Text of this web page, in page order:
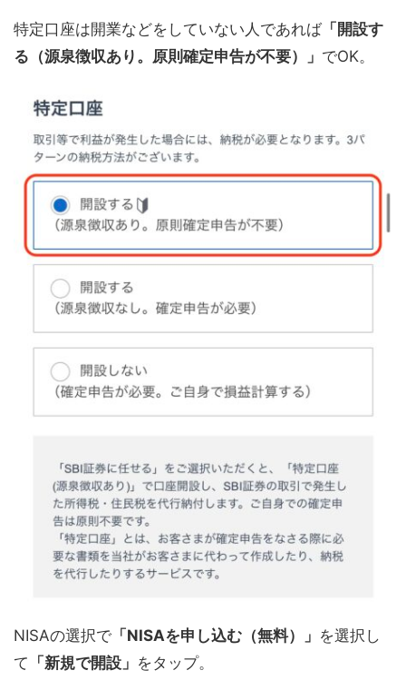
特定口座は開業などをしていない人であれば「開設す
る（源泉徴収あり。原則確定申告が不要）」 でOK。
NISAの選択で 「NISAを申し込む（無料）」 を選択し
て 「新規で開設」 をタップ。